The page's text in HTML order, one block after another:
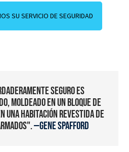
SU SERVICIO DE SEGURIDAD
seguro es
moldeado en un bloque de
una habitación revestida de
—Gene Spafford